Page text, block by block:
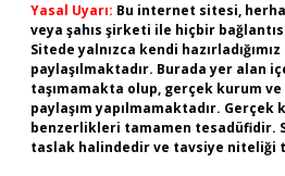
Yasal Uyarı: Bu internet sitesi,
veya şahıs şirketi ile hiçbir
Sitede yalnızca kendi
paylaşılmaktadır. Burada yer alan
taşımamakta olup, gerçek kurum
paylaşım yapılmamaktadır.
benzerlikleri tamamen tesadüfidir.
taslak halindedir ve tavsiye niteliği